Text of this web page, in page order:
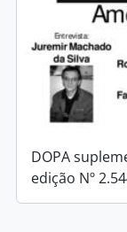
DOPA
edição Nº